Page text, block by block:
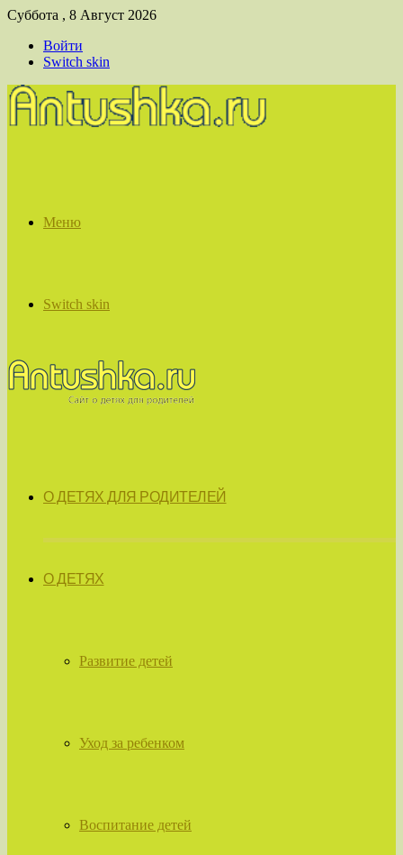
Суббота , 8 Август 2026
Войти
Switch skin
Меню
Switch skin
О ДЕТЯХ ДЛЯ РОДИТЕЛЕЙ
О ДЕТЯХ
Развитие детей
Уход за ребенком
Воспитание детей